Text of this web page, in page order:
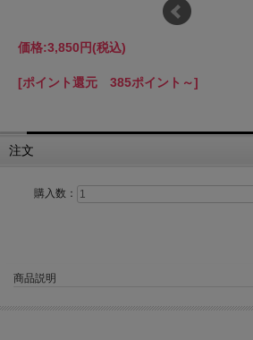
価格:3,850円(税込)
[ポイント還元 385ポイント～]
注文
購入数：
商品説明